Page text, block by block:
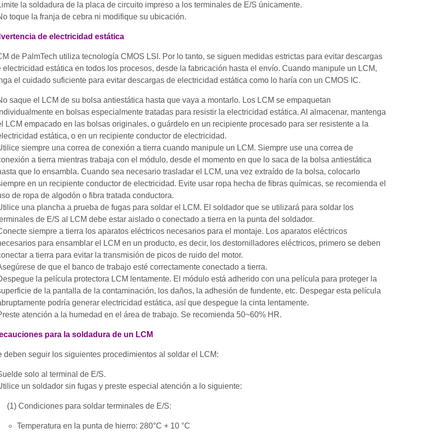
la soldadura de la placa de circuito impreso a los terminales de E/S únicamente.
toque la franja de cebra ni modifique su ubicación.
de electricidad estática
de PalmTech utiliza tecnología CMOS LSI. Por lo tanto, se siguen medidas estrictas para evitar descargas
electricidad estática en todos los procesos, desde la fabricación hasta el envío. Cuando manipule un LCM,
el cuidado suficiente para evitar descargas de electricidad estática como lo haría con un CMOS IC.
saque el LCM de su bolsa antiestática hasta que vaya a montarlo. Los LCM se empaquetan
en bolsas especialmente tratadas para resistir la electricidad estática. Al almacenar, mantenga
LCM empacado en las bolsas originales, o guárdelo en un recipiente procesado para ser resistente a la
estática, o en un recipiente conductor de electricidad.
siempre una correa de conexión a tierra cuando manipule un LCM. Siempre use una correa de
a tierra mientras trabaja con el módulo, desde el momento en que lo saca de la bolsa antiestática
que lo ensambla. Cuando sea necesario trasladar el LCM, una vez extraído de la bolsa, colocarlo
en un recipiente conductor de electricidad. Evite usar ropa hecha de fibras químicas, se recomienda el
de ropa de algodón o fibra tratada conductora.
una plancha a prueba de fugas para soldar el LCM. El soldador que se utilizará para soldar los
de E/S al LCM debe estar aislado o conectado a tierra en la punta del soldador.
siempre a tierra los aparatos eléctricos necesarios para el montaje. Los aparatos eléctricos
para ensamblar el LCM en un producto, es decir, los destornilladores eléctricos, primero se deben
a tierra para evitar la transmisión de picos de ruido del motor.
de que el banco de trabajo esté correctamente conectado a tierra.
la película protectora LCM lentamente. El módulo está adherido con una película para proteger la
de la pantalla de la contaminación, los daños, la adhesión de fundente, etc. Despegar esta película
podría generar electricidad estática, así que despegue la cinta lentamente.
atención a la humedad en el área de trabajo. Se recomienda 50~60% HR.
para la soldadura de un LCM
deben seguir los siguientes procedimientos al soldar el LCM:
solo al terminal de E/S.
un soldador sin fugas y preste especial atención a lo siguiente:
(1) Condiciones para soldar terminales de E/S:
Temperatura en la punta de hierro: 280°C + 10 °C